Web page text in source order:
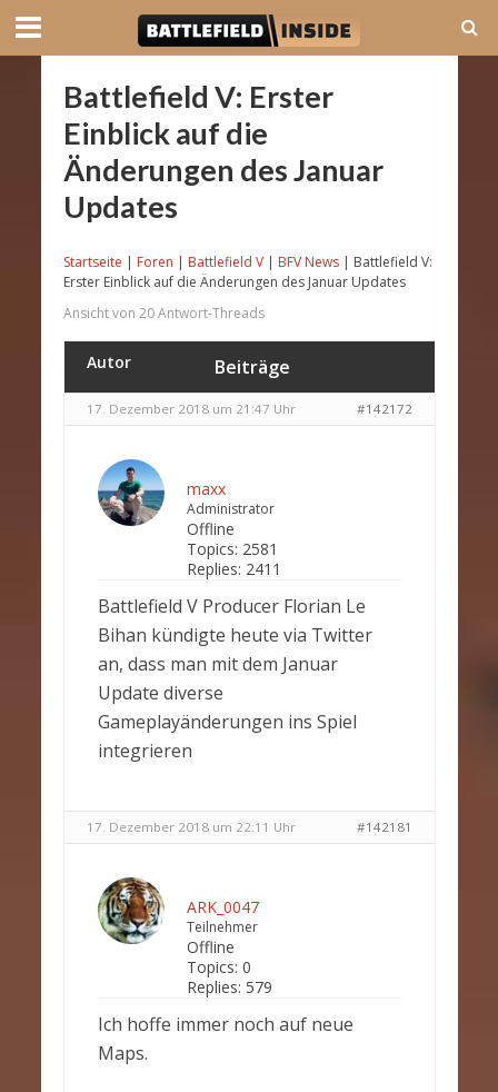
Battlefield V: Erster
Einblick auf die
Änderungen des Januar
Updates
Startseite | Foren | Battlefield V | BFV News | Battlefield V:
Erster Einblick auf die Änderungen des Januar Updates
Ansicht von 20 Antwort-Threads
Autor Beiträge
17. Dezember 2018 um 21:47 Uhr #142172
maxx
Administrator
Offline
Topics: 2581
Replies: 2411
Battlefield V Producer Florian Le
Bihan kündigte heute via Twitter
an, dass man mit dem Januar
Update diverse
Gameplayänderungen ins Spiel
integrieren
17. Dezember 2018 um 22:11 Uhr #142181
ARK_0047
Teilnehmer
Offline
Topics: 0
Replies: 579
Ich hoffe immer noch auf neue
Maps.